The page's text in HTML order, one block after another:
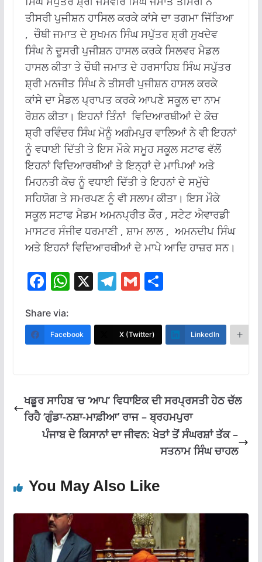
ਤੀਸਰੀ ਪੁਜੀਸ਼ਨ ਹਾਸਿਲ ਕਰਕੇ ਕਾਂਸੇ ਦਾ ਤਗਮਾ ਜਿੱਤਿਆ
, ਚੌਥੀ ਜਮਾਤ ਦੇ ਸੁਖਮਨ ਸਿੰਘ ਸਪੁੱਤਰ ਸ਼੍ਰੀ ਸੁਖਦੇਵ
ਸਿੰਘ ਨੇ ਦੂਸਰੀ ਪੁਜੀਸ਼ਨ ਹਾਸਲ ਕਰਕੇ ਸਿਲਵਰ ਮੈਡਲ
ਹਾਸਲ ਕੀਤਾ ਤੇ ਚੌਥੀ ਜਮਾਤ ਦੇ ਹਰਸਾਹਿਬ ਸਿੰਘ ਸਪੁੱਤਰ
ਸ਼੍ਰੀ ਮਨਜੀਤ ਸਿੰਘ ਨੇ ਤੀਸਰੀ ਪੁਜੀਸ਼ਨ ਹਾਸਲ ਕਰਕੇ
ਕਾਂਸੇ ਦਾ ਮੈਡਲ ਪ੍ਰਾਪਤ ਕਰਕੇ ਆਪਣੇ ਸਕੂਲ ਦਾ ਨਾਮ
ਰੋਸ਼ਨ ਕੀਤਾ। ਇਹਨਾਂ ਤਿੰਨਾਂ ਵਿਦਿਆਰਥੀਆਂ ਦੇ ਕੋਚ
ਸ਼੍ਰੀ ਰਵਿੰਦਰ ਸਿੰਘ ਮੋਨੂੰ ਅਗੰਮਪੁਰ ਵਾਲਿਆਂ ਨੇ ਵੀ ਇਹਨਾਂ
ਨੂੰ ਵਧਾਈ ਦਿੱਤੀ ਤੇ ਇਸ ਮੌਕੇ ਸਮੂਹ ਸਕੂਲ ਸਟਾਫ ਵੱਲੋਂ
ਇਹਨਾਂ ਵਿਦਿਆਰਥੀਆਂ ਤੇ ਇਨ੍ਹਾਂ ਦੇ ਮਾਪਿਆਂ ਅਤੇ
ਮਿਹਨਤੀ ਕੋਚ ਨੂੰ ਵਧਾਈ ਦਿੱਤੀ ਤੇ ਇਹਨਾਂ ਦੇ ਸਮੁੱਚੇ
ਸਹਿਯੋਗ ਤੇ ਸਮਰਪਣ ਨੂੰ ਵੀ ਸਲਾਮ ਕੀਤਾ। ਇਸ ਮੌਕੇ
ਸਕੂਲ ਸਟਾਫ ਮੈਡਮ ਅਮਨਪ੍ਰੀਤ ਕੌਰ , ਸਟੇਟ ਐਵਾਰਡੀ
ਮਾਸਟਰ ਸੰਜੀਵ ਧਰਮਾਣੀ , ਸ਼ਾਮ ਲਾਲ , ਅਮਨਦੀਪ ਸਿੰਘ
ਅਤੇ ਇਹਨਾਂ ਵਿਦਿਆਰਥੀਆਂ ਦੇ ਮਾਪੇ ਆਦਿ ਹਾਜ਼ਰ ਸਨ।
F
e
b
k
W
at
s
p
X T
e
gr
G
ai
l
S
ar
e
Share via:
Facebook X (Twitter) LinkedIn
ਖਡੂਰ ਸਾਹਿਬ ‘ਚ ‘ਆਪ’ ਵਿਧਾਇਕ ਦੀ ਸਰਪ੍ਰਸਤੀ ਹੇਠ ਚੱਲ
ਰਿਹੈ ‘ਗੁੰਡਾ-ਨਸ਼ਾ-ਮਾਫ਼ੀਆ’ ਰਾਜ – ਬ੍ਰਹਮਪੁਰਾ
ਪੰਜਾਬ ਦੇ ਕਿਸਾਨਾਂ ਦਾ ਜੀਵਨ: ਖੇਤਾਂ ਤੋਂ ਸੰਘਰਸ਼ਾਂ ਤੱਕ –
ਸਤਨਾਮ ਸਿੰਘ ਚਾਹਲ
You May Also Like